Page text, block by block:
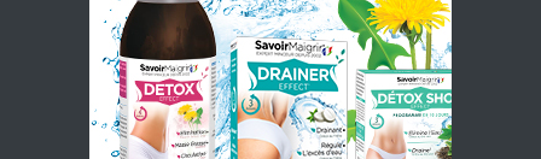
Faites Votre Bilan Minceur
GRATUIT